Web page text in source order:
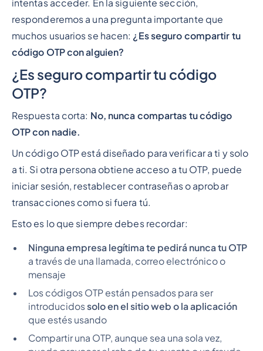
intentas acceder. En la siguiente sección,
responderemos a una pregunta importante que
muchos usuarios se hacen: ¿Es seguro compartir tu
código OTP con alguien?
¿Es seguro compartir tu código
OTP?
Respuesta corta: No, nunca compartas tu código
OTP con nadie.
Un código OTP está diseñado para verificara ti y solo
a ti. Si otra persona obtiene acceso a tu OTP, puede
iniciar sesión, restablecer contraseñas o aprobar
transacciones como si fuera tú.
Esto es lo que siempre debes recordar:
Ninguna empresa legítima te pedirá nunca tu OTP
a través de una llamada, correo electrónico o
mensaje
Los códigos OTP están pensados para ser
introducidossolo en el sitio web o la aplicación
que estés usando
Compartir una OTP, aunque sea una sola vez,